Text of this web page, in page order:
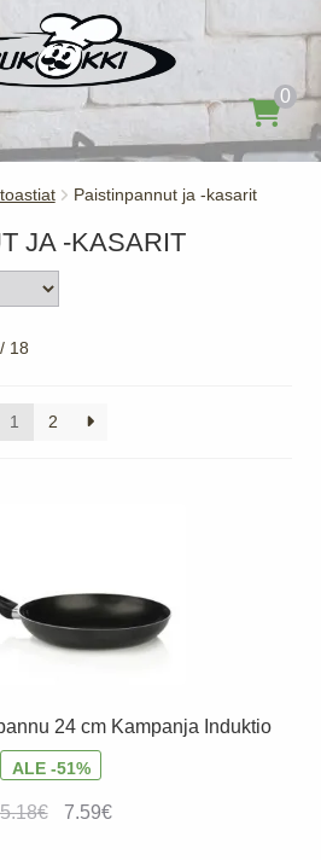
0
Paistinpannut ja -kasarit
JA -KASARIT
18
1 2
24 cm Kampanja Induktio
ALE -51%
€
Alkuperäinen
7.59€Nykyinen